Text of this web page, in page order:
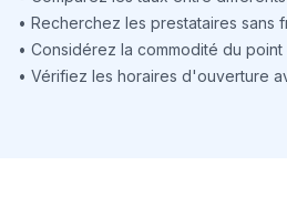
• Recherchez les prestataires sans
• Considérez la commodité du
• Vérifiez les horaires d'ouverture